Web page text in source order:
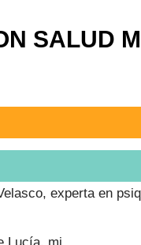
SALUD
experta en